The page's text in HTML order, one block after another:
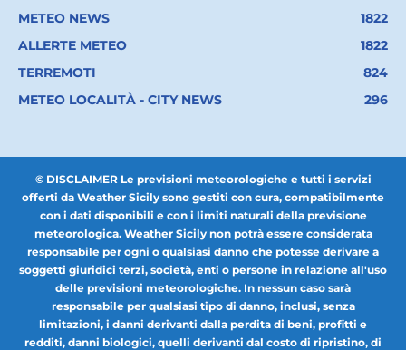
METEO NEWS
1822
ALLERTE METEO
1822
TERREMOTI
824
METEO LOCALITÀ - CITY NEWS
296
© DISCLAIMER Le previsioni meteorologiche e tutti i servizi
offerti da Weather Sicily sono gestiti con cura, compatibilmente
con i dati disponibili e con i limiti naturali della previsione
meteorologica. Weather Sicily non potrà essere considerata
responsabile per ogni o qualsiasi danno che potesse derivare a
soggetti giuridici terzi, società, enti o persone in relazione all'uso
delle previsioni meteorologiche. In nessun caso sarà
responsabile per qualsiasi tipo di danno, inclusi, senza
limitazioni, i danni derivanti dalla perdita di beni, profitti e
redditi, danni biologici, quelli derivanti dal costo di ripristino, di